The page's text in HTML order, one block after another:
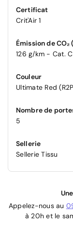
Certificat
Crit'Air 1
Émission de CO₂
126 g/km - Cat. C
Couleur
Ultimate Red
Nombre de
5
Sellerie
Sellerie Tissu
Appelez-nous au
à 20h et le